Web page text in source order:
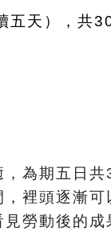
天），共30
為期五日共
裡頭逐漸可
勞動後的成